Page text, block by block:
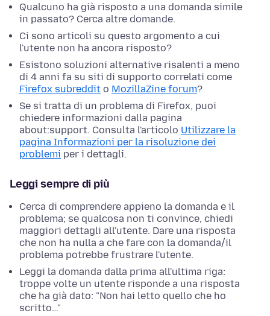
Qualcuno ha già risposto a una domanda simile
in passato? Cerca altre domande.
Ci sono articoli su questo argomento a cui
l'utente non ha ancora risposto?
Esistono soluzioni alternative risalenti a meno
di 4 anni fa su siti di supporto correlati come
Firefox subreddit o MozillaZine forum?
Se si tratta di un problema di Firefox, puoi
chiedere informazioni dalla pagina
about:support. Consulta l'articolo Utilizzare la
pagina Informazioni per la risoluzione dei
problemi per i dettagli.
Leggi sempre di più
Cerca di comprendere appieno la domanda e il
problema; se qualcosa non ti convince, chiedi
maggiori dettagli all'utente. Dare una risposta
che non ha nulla a che fare con la domanda/il
problema potrebbe frustrare l'utente.
Leggi la domanda dalla prima all'ultima riga:
troppe volte un utente risponde a una risposta
che ha già dato: "Non hai letto quello che ho
scritto…"